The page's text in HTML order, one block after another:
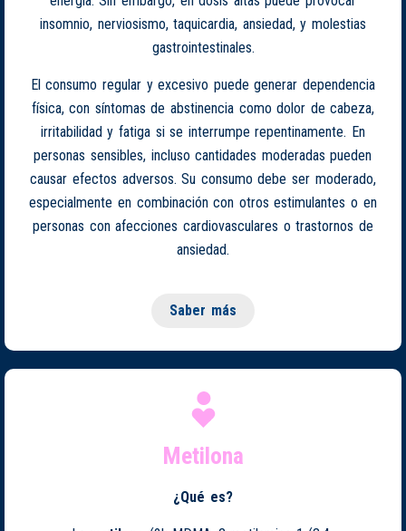
insomnio, nerviosismo, taquicardia, ansiedad, y molestias
gastrointestinales.
El consumo regular y excesivo puede generar dependencia
física, con síntomas de abstinencia como dolor de cabeza,
irritabilidad y fatiga si se interrumpe repentinamente. En
personas sensibles, incluso cantidades moderadas pueden
causar efectos adversos. Su consumo debe ser moderado,
especialmente en combinación con otros estimulantes o en
personas con afecciones cardiovasculares o trastornos de
ansiedad.
Saber más
Metilona
¿Qué es?